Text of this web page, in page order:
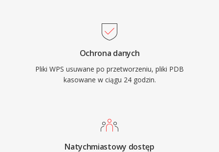
Ochrona danych
Pliki WPS usuwane po przetworzeniu, pliki PDB
kasowane w ciągu 24 godzin.
Natychmiastowy dostęp